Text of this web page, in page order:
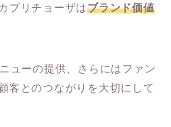
プリチョーザはブランド価値
ューの提供、さらにはファン
客とのつながりを大切にして